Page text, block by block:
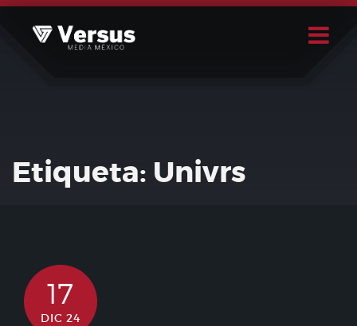
Skip
Etiqueta: Univrs
17
DIC 24